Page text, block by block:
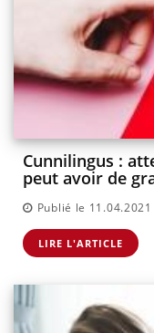
Cunnilingus :
peut avoir de
Publié le 11.04.2021
LIRE L'ARTICLE